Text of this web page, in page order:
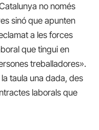
no només
sinó que apunten
a les forces
que tingui en
treballadores».
taula una dada, des
laborals que